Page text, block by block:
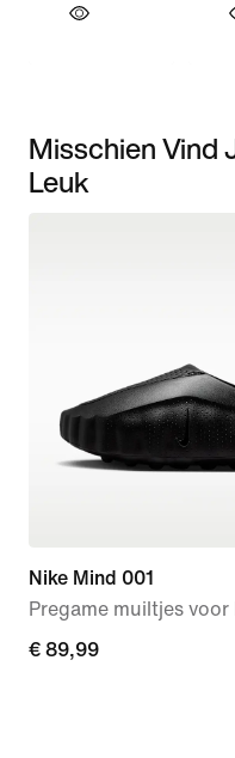
Misschien Vind
Leuk
Nike Mind 001
Pregame muiltjes voor
€ 89,99
€ 89,99